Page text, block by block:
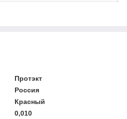
Протэкт
Россия
Красный
0,010